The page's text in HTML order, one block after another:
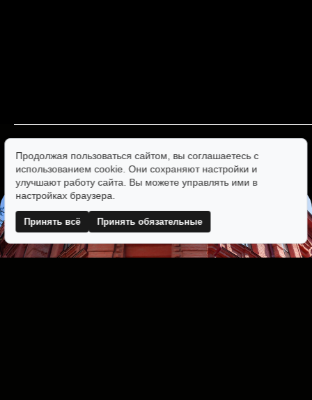
Продолжая пользоваться сайтом, вы соглашаетесь с
использованием cookie. Они сохраняют настройки и
улучшают работу сайта. Вы можете управлять ими в
настройках браузера.
Принять всё Принять обязательные